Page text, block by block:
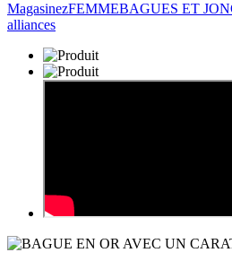
MagasinezFEMMEBAGUES ET
alliances